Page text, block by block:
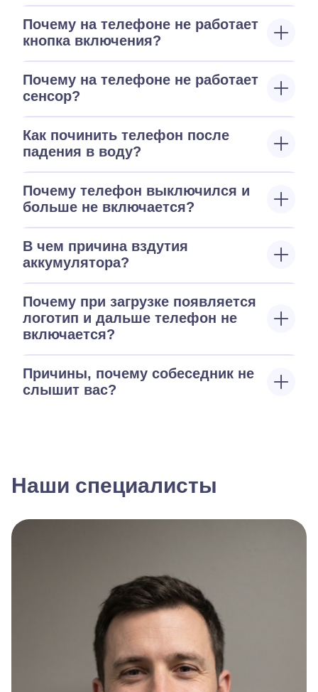
Почему на телефоне не работает
кнопка включения?
Почему на телефоне не работает
сенсор?
Как починить телефон после
падения в воду?
Почему телефон выключился и
больше не включается?
В чем причина вздутия
аккумулятора?
Почему при загрузке появляется
логотип и дальше телефон не
включается?
Причины, почему собеседник не
слышит вас?
Наши специалисты